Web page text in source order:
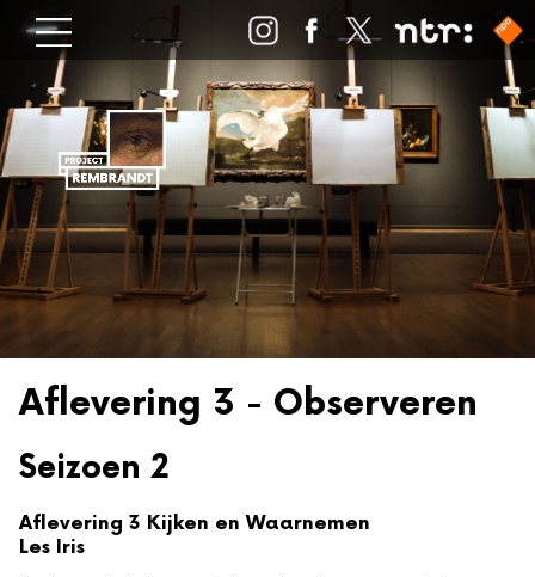
Aflevering 3 - Observeren
Seizoen 2
Aflevering 3 Kijken en Waarnemen
Les Iris